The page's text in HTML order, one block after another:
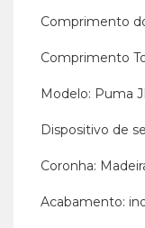
Comprimento
Comprimento
Modelo: Puma
Dispositivo de
Coronha:
Acabamento: